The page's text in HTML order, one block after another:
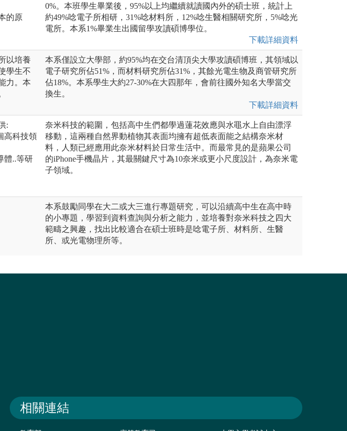
的原
0%。本班學生畢業後，95%以上均繼續就讀國內外的碩士班，統計上
約49%唸電子所相研，31%唸材料所，12%唸生醫相關研究所，5%唸光
電所。本系1%畢業生出國留學攻讀碩博學位。
下載詳細資料
以培養
學生不
力。本
本系僅設立大學部，約95%均在交台清頂尖大學攻讀碩博班，其領域以
電子研究所佔51%，而材料研究所佔31%，其餘光電生物及商管研究所
佔18%。本系學生大約27-30%在大四那年，會前往國外知名大學當交
換生。
下載詳細資料
:
高科技領
體..等研
奈米科技的範圍，包括高中生們都學過蓮花效應與水黽水上自由漂浮
移動，這兩種自然界動植物其表面均擁有超低表面能之結構奈米材
料，人類已經應用此奈米材料於日常生活中。而最常見的是蘋果公司
的iPhone手機晶片，其最關鍵尺寸為10奈米或更小尺度設計，為奈米電
子領域。
本系鼓勵同學在大二或大三進行專題研究，可以沿續高中生在高中時
的小專題，學習到資料查詢與分析之能力，並培養對奈米科技之四大
範疇之興趣，找出比較適合在碩士班時是唸電子所、材料所、生醫
所、或光電物理所等。
相關連結